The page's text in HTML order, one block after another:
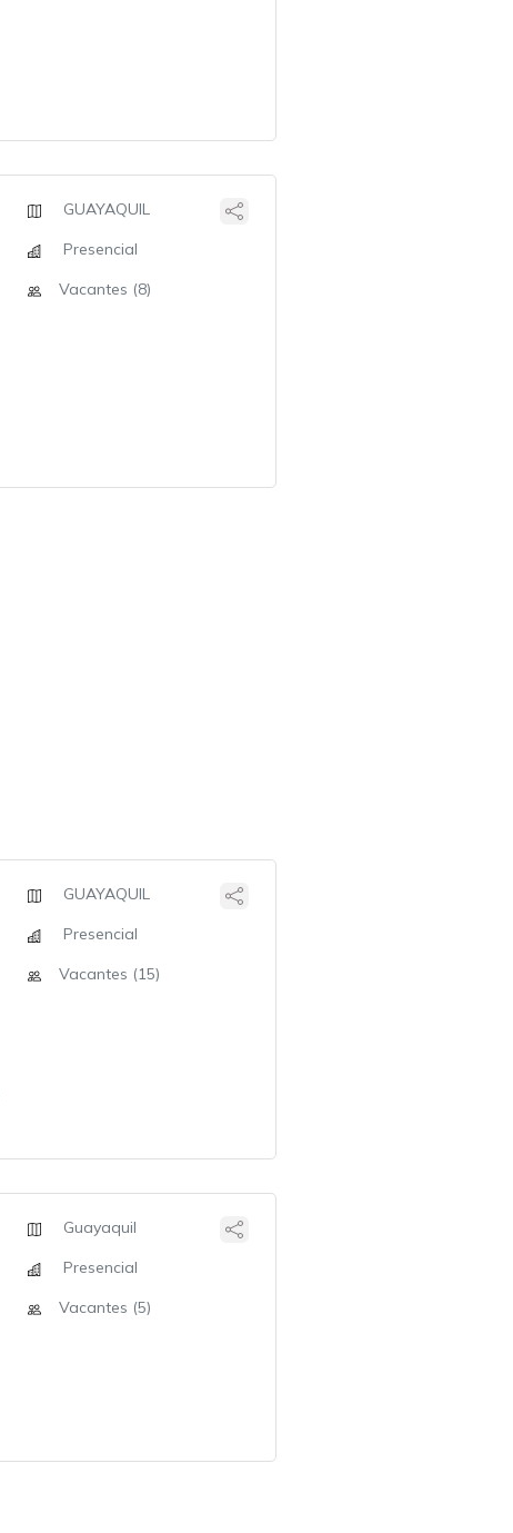
GUAYAQUIL
Presencial
Vacantes (8)
GUAYAQUIL
Presencial
Vacantes (15)
Guayaquil
Presencial
Vacantes (5)